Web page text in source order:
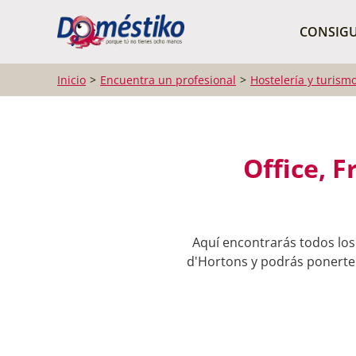
Inicio Encuentra un profesional Hostelería y
Office,
Aquí encontrarás todos
d'Hortons y podrás